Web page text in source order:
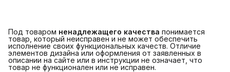
Под товаром ненадлежащего качества понимается
товар, который неисправен и не может обеспечить
исполнение своих функциональных качеств. Отличие
элементов дизайна или оформления от заявленных в
описании на сайте или в инструкции не означает, что
товар не функционален или не исправен.